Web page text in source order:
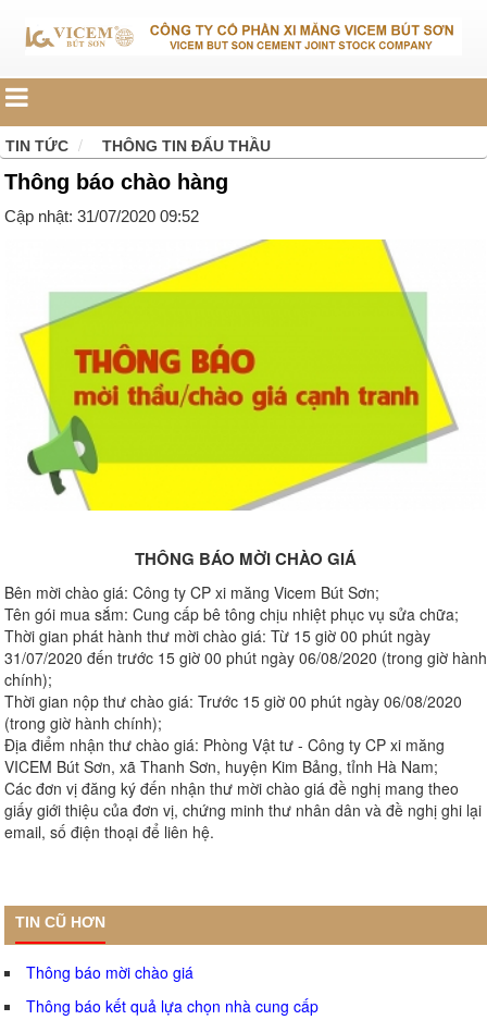
TIN TỨC THÔNG TIN ĐẤU THẦU
Thông báo chào hàng
Cập nhật: 31/07/2020 09:52
THÔNG BÁO MỜI CHÀO GIÁ
Bên mời chào giá: Công ty CP xi măng Vicem Bút Sơn;
Tên gói mua sắm: Cung cấp bê tông chịu nhiệt phục vụ sửa chữa;
Thời gian phát hành thư mời chào giá: Từ 15 giờ 00 phút ngày
31/07/2020 đến trước 15 giờ 00 phút ngày 06/08/2020 (trong giờ hành
chính);
Thời gian nộp thư chào giá: Trước 15 giờ 00 phút ngày 06/08/2020
(trong giờ hành chính);
Địa điểm nhận thư chào giá: Phòng Vật tư - Công ty CP xi măng
VICEM Bút Sơn, xã Thanh Sơn, huyện Kim Bảng, tỉnh Hà Nam;
Các đơn vị đăng ký đến nhận thư mời chào giá đề nghị mang theo
giấy giới thiệu của đơn vị, chứng minh thư nhân dân và đề nghị ghi lại
email, số điện thoại để liên hệ.
TIN CŨ HƠN
Thông báo mời chào giá
Thông báo kết quả lựa chọn nhà cung cấp